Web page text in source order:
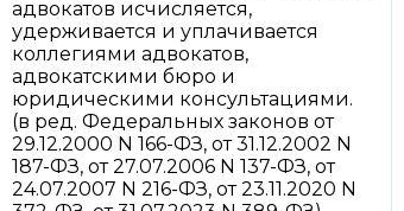
адвокатов исчисляется,
удерживается и уплачивается
коллегиями адвокатов,
адвокатскими бюро и
юридическими консультациями.
(в ред. Федеральных законов от
29.12.2000 N 166-ФЗ, от 31.12.2002 N
187-ФЗ, от 27.07.2006 N 137-ФЗ, от
24.07.2007 N 216-ФЗ, от 23.11.2020 N